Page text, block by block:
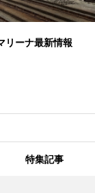
ーナ最新情報
特集記事